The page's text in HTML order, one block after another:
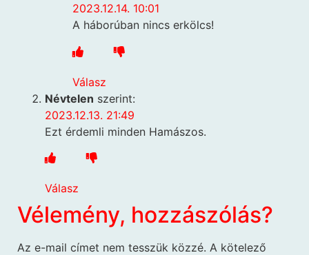
2023.12.14. 10:01
A háborúban nincs erkölcs!
Válasz
Névtelen szerint:
2023.12.13. 21:49
Ezt érdemli minden Hamászos.
Válasz
Vélemény, hozzászólás?
Az e-mail címet nem tesszük közzé. A kötelező